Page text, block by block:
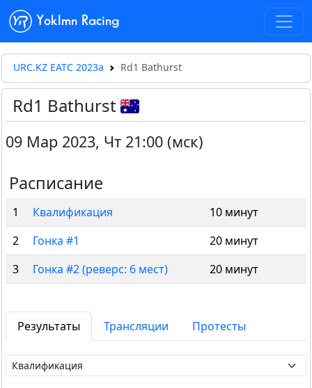
Yoklmn Racing
URC.KZ EATC 2023а Rd1 Bathurst
Rd1 Bathurst
09 Мар 2023, Чт 21:00 (мск)
Расписание
1 Квалификация
10 минут
2
Гонка #1
20 минут
3
Гонка #2 (реверс: 6 мест) 20 минут
Результаты Трансляции Протесты